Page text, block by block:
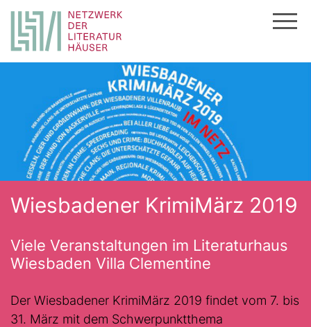
springen
Wiesbadener KrimiMärz 2019
Viele Veranstaltungen im Literaturhaus
Wiesbaden Villa Clementine
Der Wiesbadener KrimiMärz 2019 findet vom 7. bis
31. März mit dem Schwerpunktthema